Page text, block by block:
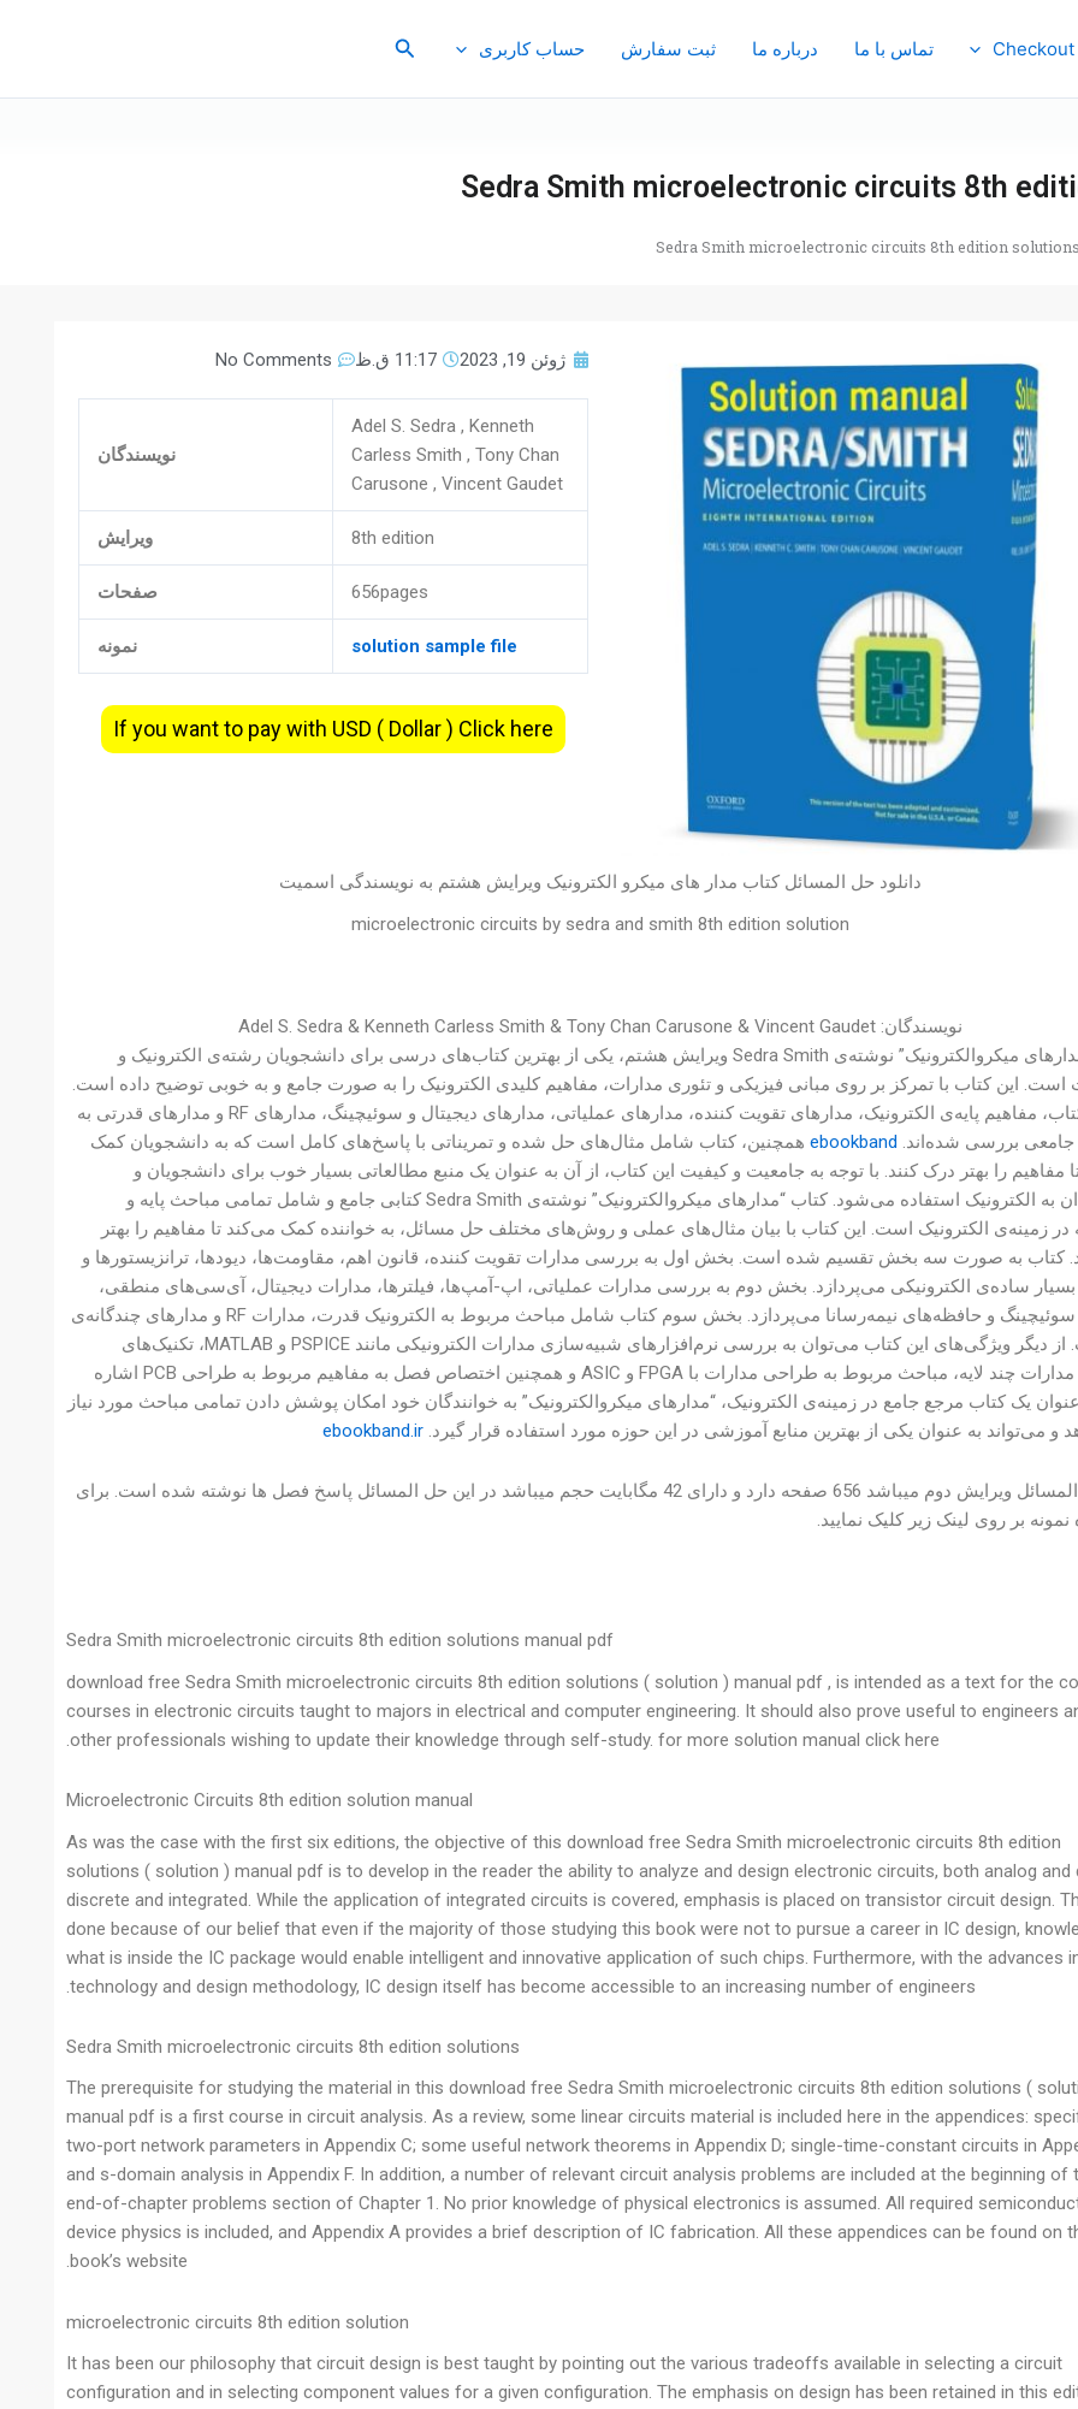
Checkout تماس با ما درباره ما ثبت سفارش حساب کاربری جستجو
Sedra Smith microelectronic circuits 8th
Sedra Smith microelectronic circuits 8th edition
ژوئن 19, 2023 11:17 ق.ظ No Comments
Adel S. Sedra , Kenneth
Carless Smith , Tony Chan
Carusone , Vincent Gaudet
نویسندگان
8th edition ویرایش
656pages صفحات
solution sample file نمونه
If you want to pay with USD ( Dollar ) Click here
دانلود حل المسائل کتاب مدار های میکرو الکترونیک ویرایش هشتم به نویسندگی اسمیت
microelectronic circuits by sedra and smith 8th edition solution
نویسندگان: Adel S. Sedra & Kenneth Carless Smith & Tony Chan Carusone & Vincent Gaudet
کتاب “مدارهای میکروالکترونیک” نوشته‌ی Sedra Smith ویرایش هشتم، یکی از بهترین کتاب‌های درسی برای دانشجویان رشته‌ی الکترونیک و
است. این کتاب با تمرکز بر روی مبانی فیزیکی و تئوری مدارات، مفاهیم کلیدی الکترونیک را به صورت جامع و به خوبی توضیح داده است.
در این کتاب، مفاهیم پایه‌ی الکترونیک، مدارهای تقویت کننده، مدارهای عملیاتی، مدارهای دیجیتال و سوئیچینگ، مدارهای RF و مدارهای قدرتی به
بررسی شده‌اند. ebookbandهمچنین، کتاب شامل مثال‌های حل شده و تمریناتی با پاسخ‌های کامل است که به دانشجویان کمک
مفاهیم را بهتر درک کنند. با توجه به جامعیت و کیفیت این کتاب، از آن به عنوان یک منبع مطالعاتی بسیار خوب برای دانشجویان و
علاقمندان به الکترونیک استفاده می‌شود. کتاب “مدارهای میکروالکترونیک” نوشته‌ی Sedra Smith کتابی جامع و شامل تمامی مباحث پایه و
در زمینه‌ی الکترونیک است. این کتاب با بیان مثال‌های عملی و روش‌های مختلف حل مسائل، به خواننده کمک می‌کند تا مفاهیم را بهتر
کتاب به صورت سه بخش تقسیم شده است. بخش اول به بررسی مدارات تقویت کننده، قانون اهم، مقاومت‌ها، دیودها، ترانزیستورها و
ساده‌ی الکترونیکی می‌پردازد. بخش دوم به بررسی مدارات عملیاتی، اپ-آمپ‌ها، فیلترها، مدارات دیجیتال، آی‌سی‌های منطقی،
مدارات سوئیچینگ و حافظه‌های نیمه‌رسانا می‌پردازد. بخش سوم کتاب شامل مباحث مربوط به الکترونیک قدرت، مدارات RF و مدارهای چند‌گانه‌ی
IC است. از دیگر ویژگی‌های این کتاب می‌توان به بررسی نرم‌افزارهای شبیه‌سازی مدارات الکترونیکی مانند PSPICE و MATLAB، تکنیک‌های
طراحی مدارات چند لایه، مباحث مربوط به طراحی مدارات با FPGA و ASIC و همچنین اختصاص فصل به مفاهیم مربوط به طراحی PCB اشاره
یک کتاب مرجع جامع در زمینه‌ی الکترونیک، “مدارهای میکروالکترونیک” به خوانندگان خود امکان پوشش دادن تمامی مباحث مورد نیاز
و می‌تواند به عنوان یکی از بهترین منابع آموزشی در این حوزه مورد استفاده قرار گیرد. ebookband.ir
این حل المسائل ویرایش دوم میباشد 656 صفحه دارد و دارای 42 مگابایت حجم میباشد در این حل المسائل پاسخ فصل ها نوشته شده است. برای
بر روی لینک زیر کلیک نمایید.
Sedra Smith microelectronic circuits 8th edition solutions manual pdf
download free Sedra Smith microelectronic circuits 8th edition solutions ( solution ) manual pdf , is intended as a text for the
courses in electronic circuits taught to majors in electrical and computer engineering. It should also prove useful to engineers
other professionals wishing to update their knowledge through self-study. for more solution manual click here.
Microelectronic Circuits 8th edition solution manual
As was the case with the first six editions, the objective of this download free Sedra Smith microelectronic circuits 8th edition
solutions ( solution ) manual pdf is to develop in the reader the ability to analyze and design electronic circuits, both analog and
discrete and integrated. While the application of integrated circuits is covered, emphasis is placed on transistor circuit design.
done because of our belief that even if the majority of those studying this book were not to pursue a career in IC design,
what is inside the IC package would enable intelligent and innovative application of such chips. Furthermore, with the advances
technology and design methodology, IC design itself has become accessible to an increasing number of engineers.
Sedra Smith microelectronic circuits 8th edition solutions
The prerequisite for studying the material in this download free Sedra Smith microelectronic circuits 8th edition solutions (
manual pdf is a first course in circuit analysis. As a review, some linear circuits material is included here in the appendices:
two-port network parameters in Appendix C; some useful network theorems in Appendix D; single-time-constant circuits in
and s-domain analysis in Appendix F. In addition, a number of relevant circuit analysis problems are included at the beginning of
end-of-chapter problems section of Chapter 1. No prior knowledge of physical electronics is assumed. All required
device physics is included, and Appendix A provides a brief description of IC fabrication. All these appendices can be found on
book’s website.
microelectronic circuits 8th edition solution
It has been our philosophy that circuit design is best taught by pointing out the various tradeoffs available in selecting a circuit
configuration and in selecting component values for a given configuration. The emphasis on design has been retained in this